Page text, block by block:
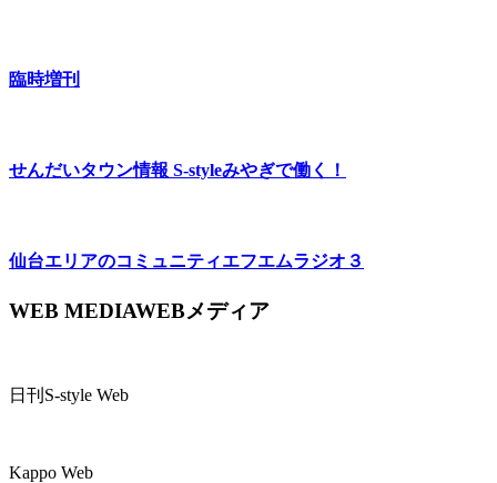
臨時増刊
せんだいタウン情報 S-styleみやぎで働く！
仙台エリアのコミュニティエフエムラジオ３
WEB MEDIAWEBメディア
日刊S-style Web
Kappo Web